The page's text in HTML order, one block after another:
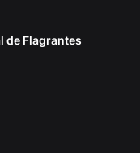
de Flagrantes